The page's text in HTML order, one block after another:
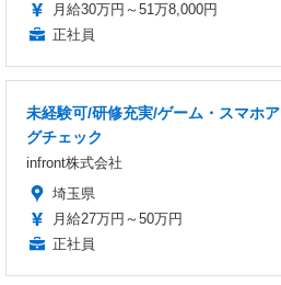
月給30万円～51万8,000円
正社員
未経験可/研修充実/ゲーム・スマホ
グチェック
infront株式会社
埼玉県
月給27万円～50万円
正社員